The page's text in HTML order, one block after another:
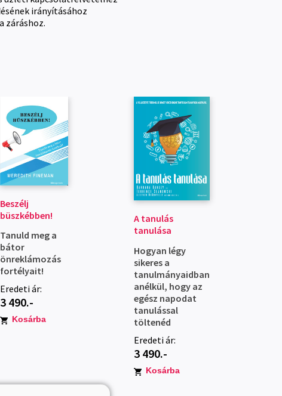
irányításához
záráshoz.
Beszélj
büszkébben!
Tanuld meg a
bátor
önreklámozás
fortélyait!
Eredeti ár:
3 490.-
Kosárba
A tanulás
tanulása
Hogyan légy
sikeres a
tanulmányaidban
anélkül, hogy az
egész napodat
tanulással
töltenéd
Eredeti ár:
3 490.-
Kosárba